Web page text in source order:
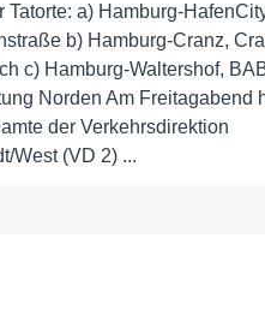
Tatorte: a) Hamburg-
b) Hamburg-Cranz,
c) Hamburg-Waltershof,
Norden Am Freitagabend
der Verkehrsdirektion
West (VD 2) ...